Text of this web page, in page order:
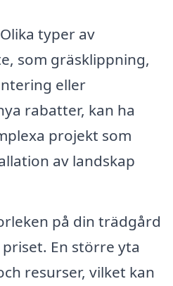
typer av
som gräsklippning,
eller
rabatter, kan ha
projekt som
av landskap
på din trädgård
En större yta
resurser, vilket kan